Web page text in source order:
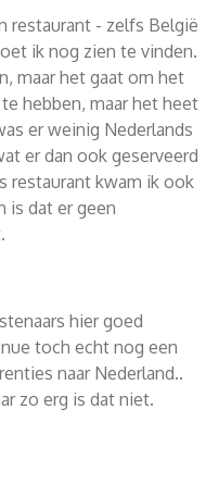
restaurant - zelfs België
ik nog zien te vinden.
maar het gaat om het
hebben, maar het heet
er weinig Nederlands
er dan ook geserveerd
restaurant kwam ik ook
is dat er geen
hier goed
toch echt nog een
naar Nederland..
zo erg is dat niet.